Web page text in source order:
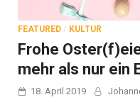
FEATURED / KULTUR
Frohe
mehr als nur ein
18. April 2019